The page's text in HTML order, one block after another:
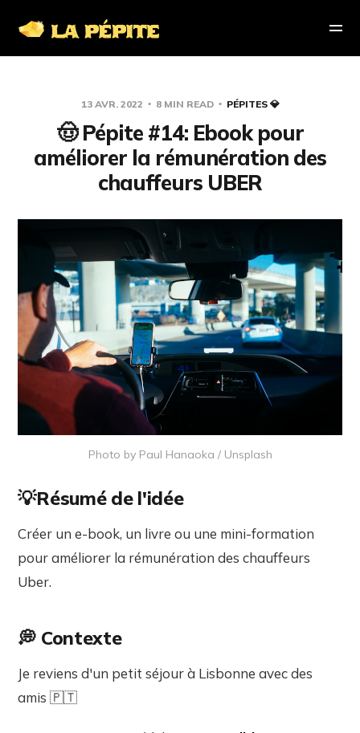
13 AVR. 2022 8 MIN READ PÉPITES 💎
🤠 Pépite #14: Ebook pour
améliorer la rémunération des
chauffeurs UBER
Photo by Paul Hanaoka / Unsplash
💡Résumé de l'idée
Créer un e-book, un livre ou une mini-formation
pour améliorer la rémunération des chauffeurs
Uber.
💭 Contexte
Je reviens d'un petit séjour à Lisbonne avec des
amis 🇵🇹